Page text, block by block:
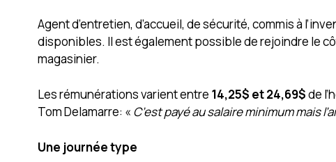
Agent d’entretien, d’accueil, de sécurité, commis à
disponibles. Il est également possible de rejoindre le
magasinier.
Les rémunérations varient entre 14,25$ et 24,69$de
Tom Delamarre: « C’est payé au salaire minimum mais
Une journée type